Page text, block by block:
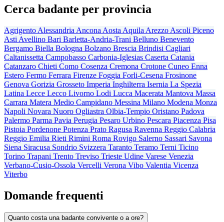
Cerca badante per provincia
Agrigento Alessandria Ancona Aosta Aquila Arezzo Ascoli Piceno
Asti Avellino Bari Barletta-Andria-Trani Belluno Benevento
Bergamo Biella Bologna Bolzano Brescia Brindisi Cagliari
Caltanissetta Campobasso Carbonia-Iglesias Caserta Catania
Catanzaro Chieti Como Cosenza Cremona Crotone Cuneo Enna
Estero Fermo Ferrara Firenze Foggia Forli-Cesena Frosinone
Genova Gorizia Grosseto Imperia Inghilterra Isernia La Spezia
Latina Lecce Lecco Livorno Lodi Lucca Macerata Mantova Massa
Carrara Matera Medio Campidano Messina Milano Modena Monza
Napoli Novara Nuoro Ogliastra Olbia-Tempio Oristano Padova
Palermo Parma Pavia Perugia Pesaro Urbino Pescara Piacenza Pisa
Pistoia Pordenone Potenza Prato Ragusa Ravenna Reggio Calabria
Reggio Emilia Rieti Rimini Roma Rovigo Salerno Sassari Savona
Siena Siracusa Sondrio Svizzera Taranto Teramo Terni Ticino
Torino Trapani Trento Treviso Trieste Udine Varese Venezia
Verbano-Cusio-Ossola Vercelli Verona Vibo Valentia Vicenza
Viterbo
Domande frequenti
Quanto costa una badante convivente o a ore?